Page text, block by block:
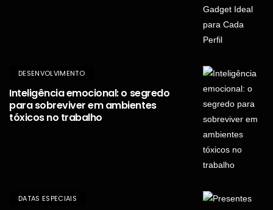
DESENVOLVIMENTO
Inteligência emocional: o segredo
para sobreviver em ambientes
tóxicos no trabalho
DATAS ESPECIAIS